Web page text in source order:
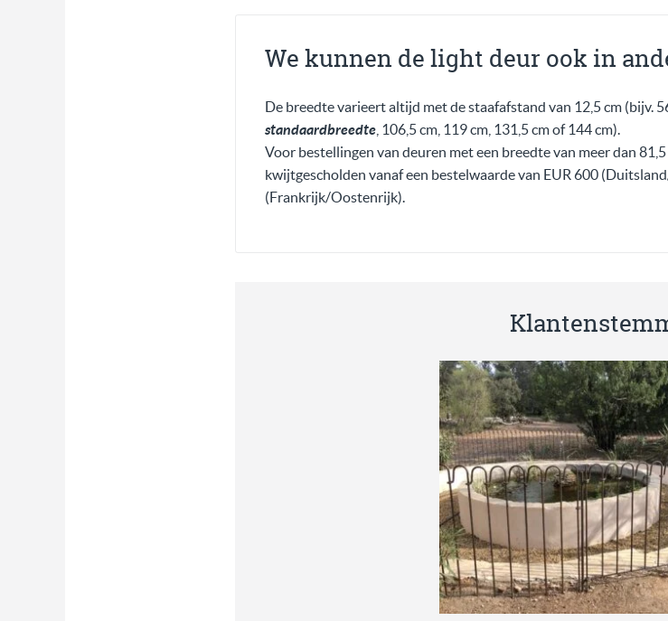
We kunnen de light deur ook in
De breedte varieert altijd met de staafafstand van 12,5 cm (bijv.
standaardbreedte, 106,5 cm, 119 cm, 131,5 cm of 144 cm).
Voor bestellingen van deuren met een breedte van meer dan
kwijtgescholden vanaf een bestelwaarde van EUR 600
(Frankrijk/Oostenrijk).